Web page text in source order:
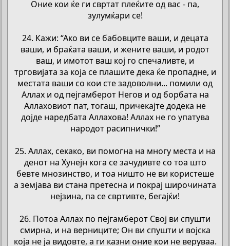
Оние кои ќе ги свртат плеќите од вас - па,
зулумќари се!
24. Кажи: “Ако ви се бабовците ваши, и децата
ваши, и браќата ваши, и жените ваши, и родот
ваш, и имотот ваш кој го спечаливте, и
трговијата за која се плашите дека ќе пропадне, и
местата ваши со кои сте задоволни... помили од
Аллах и од пејгамберот Негов и од борбата на
Аллаховиот пат, тогаш, причекајте додека не
дојде наредбата Аллахова! Аллах не го упатува
народот расипнички!”
25. Аллах, секако, ви помогна на многу места и на
денот на Хунејн кога се зачудивте со тоа што
бевте мнозинство, и тоа ништо не ви користеше
а земјава ви стана претесна и покрај широчината
нејзина, па се свртивте, бегајќи!
26. Потоа Аллах по пејгамберот Свој ви спушти
смирна, и на верниците; Он ви спушти и војска
која не ја видовте, а ги казни оние кои не веруваа.